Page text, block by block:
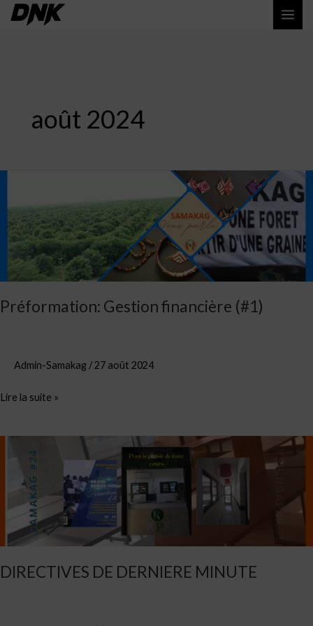
Aller
août 2024
Préformation: Gestion financière (#1)
Admin-Samakag /27 août 2024
financière
(#1)
Lire la suite »
DIRECTIVES DE DERNIERE MINUTE
DERNIERE
MINUTE